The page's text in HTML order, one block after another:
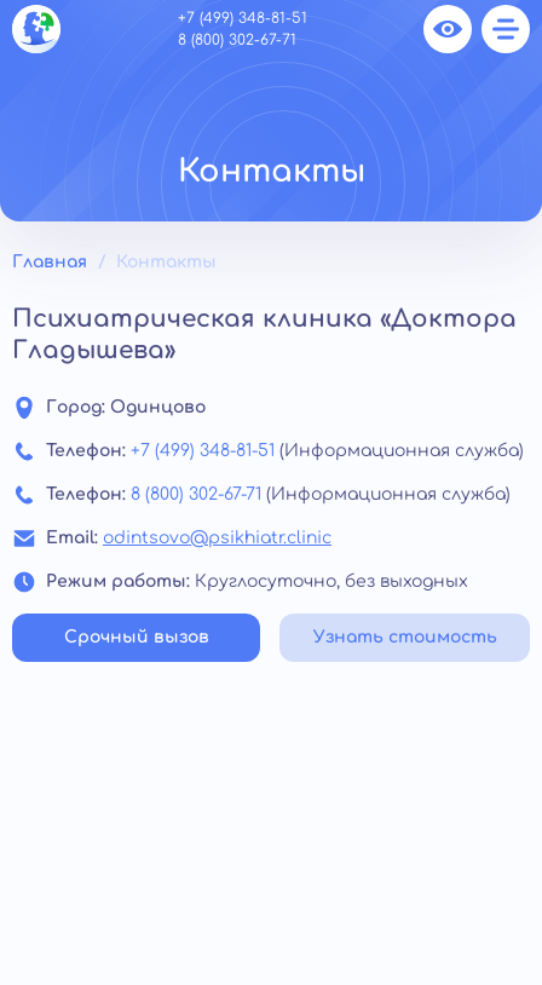
+7 (499) 348-81-51
8 (800) 302-67-71
Контакты
Главная Контакты
Психиатрическая клиника «Доктора
Гладышева»
Город: Одинцово
Телефон: +7 (499) 348-81-51 (Информационная служба)
Телефон: 8 (800) 302-67-71 (Информационная служба)
Email: odintsovo@psikhiatr.clinic
Режим работы: Круглосуточно, без выходных
Срочный вызов Узнать стоимость